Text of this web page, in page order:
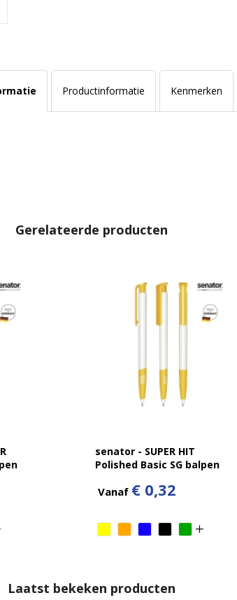
Productinformatie Kenmerken
Gerelateerde producten
senator - SUPER HIT
Polished Basic SG balpen
Vanaf € 0,32
Laatst bekeken producten